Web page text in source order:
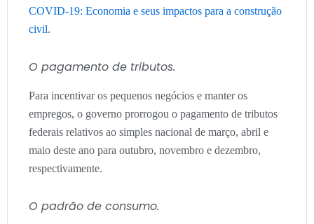
COVID-19: Economia e seus impactos para a construção
civil.
O pagamento de tributos.
Para incentivar os pequenos negócios e manter os
empregos, o governo prorrogou o pagamento de tributos
federais relativos ao simples nacional de março, abril e
maio deste ano para outubro, novembro e dezembro,
respectivamente.
O padrão de consumo.